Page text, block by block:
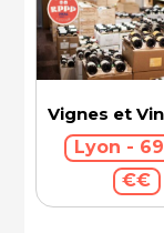
Vignes et
Lyon -
€€